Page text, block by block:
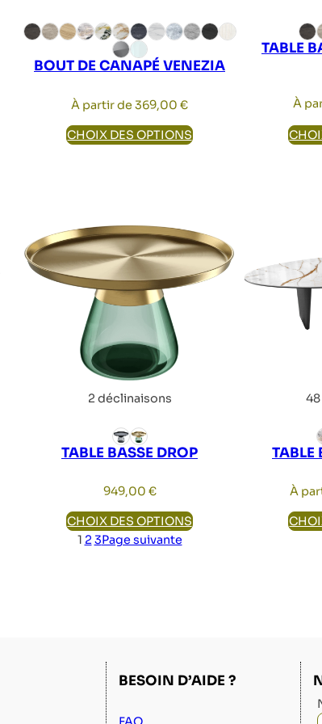
BOUT DE CANAPÉ VENEZIA
À partir de369,00 €
CHOIX DES OPTIONS
TABLE
À
2 déclinaisons
TABLE BASSE DROP
949,00 €
CHOIX DES OPTIONS
TABLE
À
1 23Page suivante
BESOIN D’AIDE ?